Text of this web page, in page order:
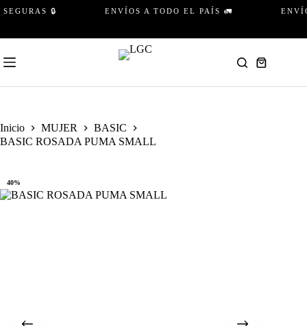
al
🔒 ENVÍOS A TODO EL PAÍS 🚛 ENVÍO
Carro
Inicio MUJER
BASIC
BASIC ROSADA PUMA SMALL
40%